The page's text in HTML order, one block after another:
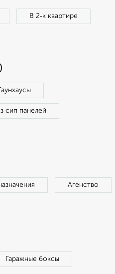
В 2‑к квартире
Таунхаусы
сип панелей
Агенство
Гаражные боксы